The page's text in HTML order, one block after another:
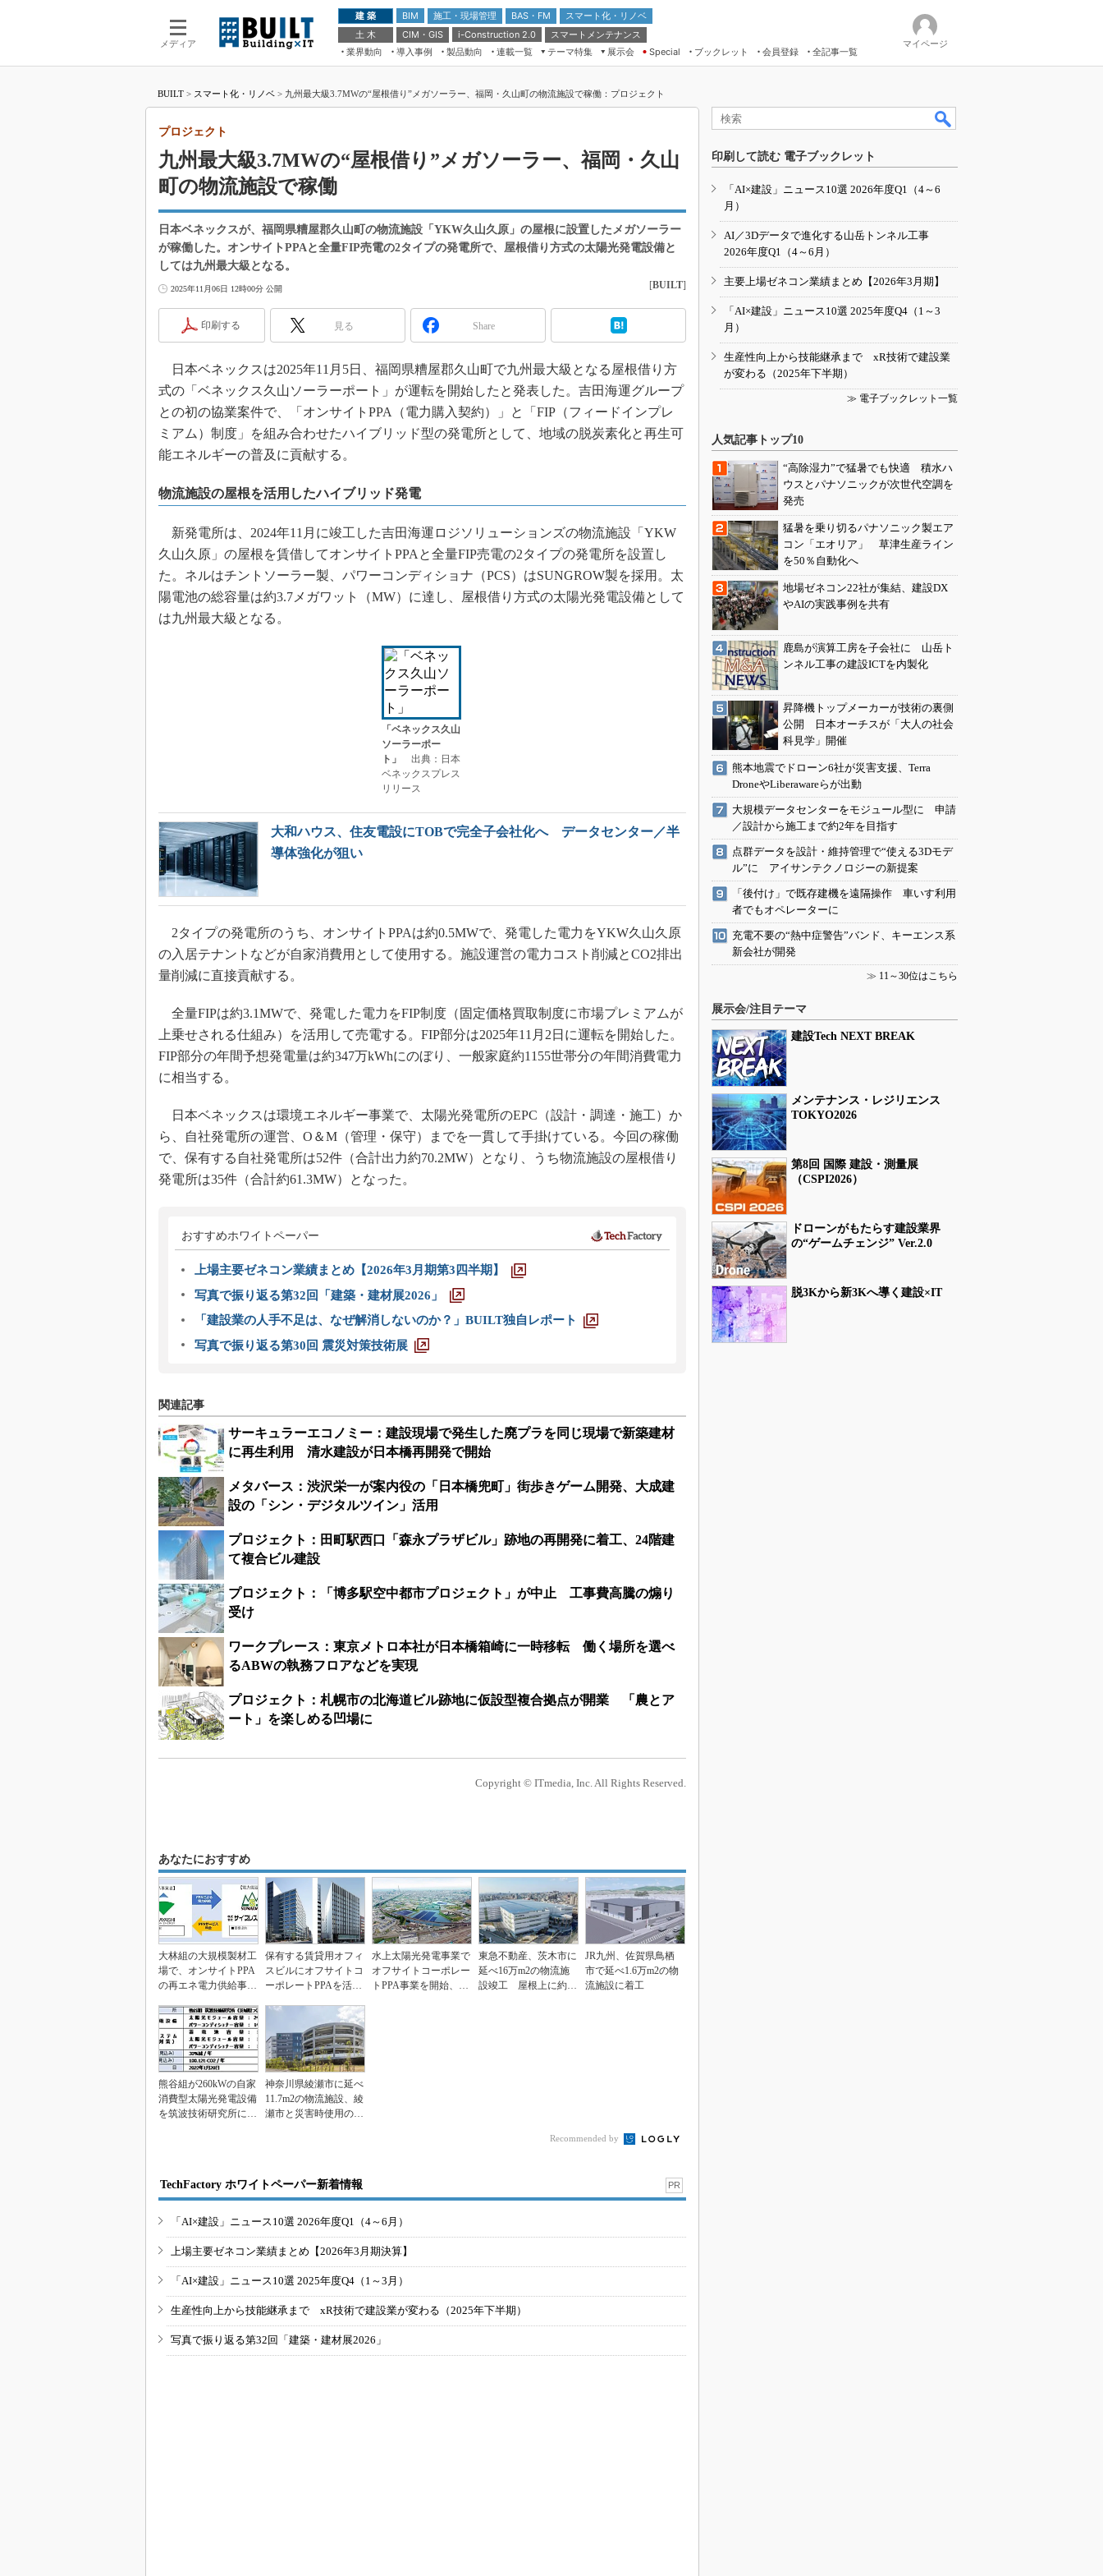
メディア
建 築 BIM 施工・現場管理 BAS・FM
スマート化・リノベ
土 木
CIM・GIS i-Construction 2.0
スマートメンテナンス
業界動向
導入事例 製品動向 連載一覧
テーマ特集
ドローンがもたらす建設業界の“ゲー
ムチェンジ” Ver.2.0
“Society5.0”時代のスマートビル
展示会
第8回 国際 建設・測量展
築・土木・不動産の先端技術展－
メンテナンス・レジリエンスOSAKA
日本 ものづくりワールド 2020
IGAS2018
Special ブックレット 会員登録 全記事一覧
マイページ
BUILT > スマート化・リノベ > 九州最大級3.7MWの“屋根借り”メガソーラー、福岡・久山町の物流施設で稼働：プロジェクト
九州最大級3.7MWの“屋根借り”メガソーラー、福岡・久山
町の物流施設で稼働
プロジェクト
日本ベネックスが、福岡県糟屋郡久山町の物流施設「YKW久山久原」の屋根に設置したメガソーラー
が稼働した。オンサイトPPAと全量FIP売電の2タイプの発電所で、屋根借り方式の太陽光発電設備と
しては九州最大級となる。
2025年11月06日 12時00分 公開 [BUILT]
印刷する 見る Share
日本ベネックスは2025年11月5日、福岡県糟屋郡久山町で九州最大級となる屋根借り方
式の「ベネックス久山ソーラーポート」が運転を開始したと発表した。吉田海運グループ
との初の協業案件で、「オンサイトPPA（電力購入契約）」と「FIP（フィードインプレ
ミアム）制度」を組み合わせたハイブリッド型の発電所として、地域の脱炭素化と再生可
能エネルギーの普及に貢献する。
物流施設の屋根を活用したハイブリッド発電
新発電所は、2024年11月に竣工した吉田海運ロジソリューションズの物流施設「YKW
久山久原」の屋根を賃借してオンサイトPPAと全量FIP売電の2タイプの発電所を設置し
た。ネルはチントソーラー製、パワーコンディショナ（PCS）はSUNGROW製を採用。太
陽電池の総容量は約3.7メガワット（MW）に達し、屋根借り方式の太陽光発電設備として
は九州最大級となる。
「ベネックス久山
ソーラーポー
ト」
出典：日本
ベネックスプレス
リリース
大和ハウス、住友電設にTOBで完全子会社化へ データセンター／半
導体強化が狙い
2タイプの発電所のうち、オンサイトPPAは約0.5MWで、発電した電力をYKW久山久原
の入居テナントなどが自家消費用として使用する。施設運営の電力コスト削減とCO2排出
量削減に直接貢献する。
全量FIPは約3.1MWで、発電した電力をFIP制度（固定価格買取制度に市場プレミアムが
上乗せされる仕組み）を活用して売電する。FIP部分は2025年11月2日に運転を開始した。
FIP部分の年間予想発電量は約347万kWhにのぼり、一般家庭約1155世帯分の年間消費電力
に相当する。
日本ベネックスは環境エネルギー事業で、太陽光発電所のEPC（設計・調達・施工）か
ら、自社発電所の運営、O＆M（管理・保守）までを一貫して手掛けている。今回の稼働
で、保有する自社発電所は52件（合計出力約70.2MW）となり、うち物流施設の屋根借り
発電所は35件（合計約61.3MW）となった。
おすすめホワイトペーパー
上場主要ゼネコン業績まとめ【2026年3月期第3四半期】
写真で振り返る第32回「建築・建材展2026」
「建設業の人手不足は、なぜ解消しないのか？」BUILT独自レポート
写真で振り返る第30回 震災対策技術展
関連記事
サーキュラーエコノミー：建設現場で発生した廃プラを同じ現場で新築建材
に再生利用 清水建設が日本橋再開発で開始
メタバース：渋沢栄一が案内役の「日本橋兜町」街歩きゲーム開発、大成建
設の「シン・デジタルツイン」活用
プロジェクト：田町駅西口「森永プラザビル」跡地の再開発に着工、24階建
て複合ビル建設
プロジェクト：「博多駅空中都市プロジェクト」が中止 工事費高騰の煽り
受け
ワークプレース：東京メトロ本社が日本橋箱崎に一時移転 働く場所を選べ
るABWの執務フロアなどを実現
プロジェクト：札幌市の北海道ビル跡地に仮設型複合拠点が開業 「農とア
ート」を楽しめる凹場に
Copyright © ITmedia, Inc. All Rights Reserved.
あなたにおすすめ
大林組の大規模製材工
場で、オンサイトPPA
の再エネ電力供給事業
保有する賃貸用オフィ
スビルにオフサイトコ
ーポレートPPAを活
水上太陽光発電事業で
オフサイトコーポレー
トPPA事業を開始、三
東急不動産、茨木市に
延べ16万m2の物流施
設竣工 屋根上に約4.
JR九州、佐賀県鳥栖
市で延べ1.6万m2の物
流施設に着工
熊谷組が260kWの自家
消費型太陽光発電設備
を筑波技術研究所に導
神奈川県綾瀬市に延べ
11.7m2の物流施設、綾
瀬市と災害時使用の協
Recommended by
TechFactory ホワイトペーパー新着情報 PR
「AI×建設」ニュース10選 2026年度Q1（4～6月）
上場主要ゼネコン業績まとめ【2026年3月期決算】
「AI×建設」ニュース10選 2025年度Q4（1～3月）
生産性向上から技能継承まで xR技術で建設業が変わる（2025年下半期）
写真で振り返る第32回「建築・建材展2026」
印刷して読む 電子ブックレット
「AI×建設」ニュース10選 2026年度Q1（4～6
月）
AI／3Dデータで進化する山岳トンネル工事
2026年度Q1（4～6月）
主要上場ゼネコン業績まとめ【2026年3月期】
「AI×建設」ニュース10選 2025年度Q4（1～3
月）
生産性向上から技能継承まで xR技術で建設業
が変わる（2025年下半期）
≫ 電子ブックレット一覧
人気記事トップ10
“高除湿力”で猛暑でも快適 積水ハ
ウスとパナソニックが次世代空調を
発売
猛暑を乗り切るパナソニック製エア
コン「エオリア」 草津生産ライン
を50％自動化へ
地場ゼネコン22社が集結、建設DX
やAIの実践事例を共有
鹿島が演算工房を子会社に 山岳ト
ンネル工事の建設ICTを内製化
昇降機トップメーカーが技術の裏側
公開 日本オーチスが「大人の社会
科見学」開催
熊本地震でドローン6社が災害支援、Terra
DroneやLiberawareらが出動
大規模データセンターをモジュール型に 申請
／設計から施工まで約2年を目指す
点群データを設計・維持管理で“使える3Dモデ
ル”に アイサンテクノロジーの新提案
「後付け」で既存建機を遠隔操作 車いす利用
者でもオペレーターに
充電不要の“熱中症警告”バンド、キーエンス系
新会社が開発
≫ 11～30位はこちら
展示会/注目テーマ
建設Tech NEXT BREAK
メンテナンス・レジリエンス
TOKYO2026
第8回 国際 建設・測量展
（CSPI2026）
ドローンがもたらす建設業界
の“ゲームチェンジ” Ver.2.0
脱3Kから新3Kへ導く建設×IT